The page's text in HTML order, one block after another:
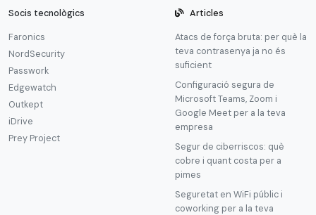
Socis tecnològics
Faronics
NordSecurity
Passwork
Edgewatch
Outkept
iDrive
Prey Project
Articles
Atacs de força bruta: per què la
teva contrasenya ja no és
suficient
Configuració segura de
Microsoft Teams, Zoom i
Google Meet per a la teva
empresa
Segur de ciberriscos: què
cobre i quant costa per a
pimes
Seguretat en WiFi públic i
coworking per a la teva